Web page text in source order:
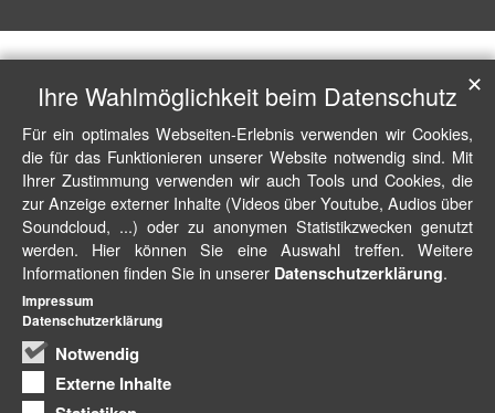
Ihre Wahlmöglichkeit beim Datenschutz
Für ein optimales Webseiten-Erlebnis verwenden wir Cookies,
die für das Funktionieren unserer Website notwendig sind. Mit
Ihrer Zustimmung verwenden wir auch Tools und Cookies, die
zur Anzeige externer Inhalte (Videos über Youtube, Audios über
Soundcloud, ...) oder zu anonymen Statistikzwecken genutzt
werden. Hier können Sie eine Auswahl treffen. Weitere
Informationen finden Sie in unserer Datenschutzerklärung.
Notwendig
Externe Inhalte
✕
Impressum
Datenschutzerklärung